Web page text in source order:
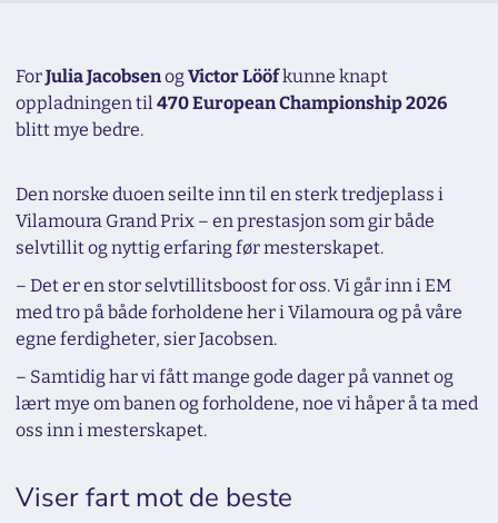
ForJulia JacobsenogVictor Lööfkunne knapt
oppladningen til470 European Championship 2026
blitt mye bedre.
Den norske duoen seilte inn til en sterk tredjeplass i
Vilamoura Grand Prix – en prestasjon som gir både
selvtillit og nyttig erfaring før mesterskapet.
– Det er en stor selvtillitsboost for oss. Vi går inn i EM
med tro på både forholdene her i Vilamoura og på våre
egne ferdigheter, sier Jacobsen.
– Samtidig har vi fått mange gode dager på vannet og
lært mye om banen og forholdene, noe vi håper å ta med
oss inn i mesterskapet.
Viser fart mot de beste